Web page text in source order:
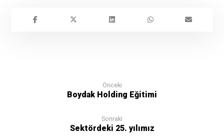
Önceki
Boydak Holding Eğitimi
Sonraki
Sektördeki 25. yılımız